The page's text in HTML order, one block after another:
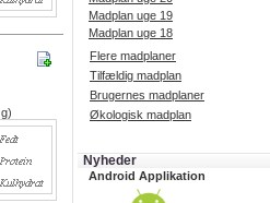
Madplan uge 19
Madplan uge 18
Flere madplaner
Tilfældig madplan
Brugernes madplaner
Økologisk madplan
Nyheder
Android Applikation